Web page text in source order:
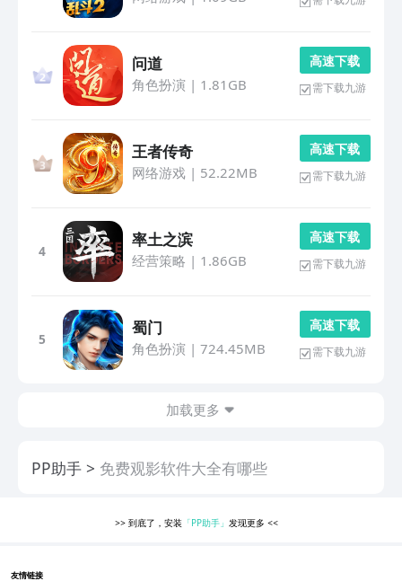
问道
角色扮演 | 1.81GB
高 速 下 载
需下载九游
王者传奇
网络游戏| 52.22MB
高 速 下 载
需下载九游
4
率土之滨
经营策略 | 1.86GB
高 速 下 载
需下载九游
5
蜀门
角色扮演 | 724.45MB
高 速 下 载
需下载九游
加载更多
PP助手 免费观影软件大全有哪些
>> 到底了，安装 「PP助手」发现更多<<
友情链接